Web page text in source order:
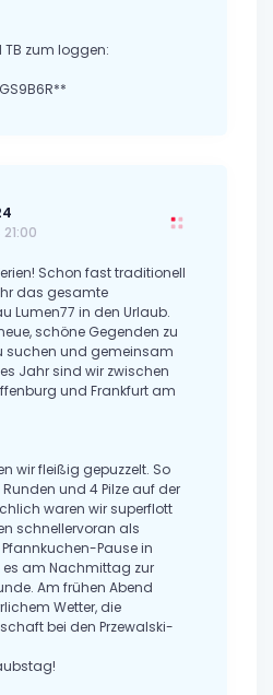
TB zum loggen:
Schon fast traditionell
das gesamte
Lumen77 in den Urlaub.
schöne Gegenden zu
suchen und gemeinsam
Jahr sind wir zwischen
und Frankfurt am
wir fleißig gepuzzelt. So
und 4 Pilze auf der
waren wir superflott
schnellervoran als
Pause in
am Nachmittag zur
Am frühen Abend
Wetter, die
bei den Przewalski-